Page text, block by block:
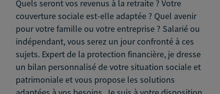
Quels seront vos revenus à la retraite ? Votre
couverture sociale est-elle adaptée ? Quel avenir
pour votre famille ou votre entreprise ? Salarié ou
indépendant, vous serez un jour confronté à ces
sujets. Expert de la protection financière, je dresse
un bilan personnalisé de votre situation sociale et
patrimoniale et vous propose les solutions